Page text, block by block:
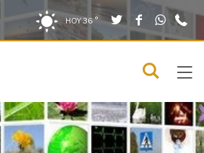
HOY36 ° TwitterFacebook
menú